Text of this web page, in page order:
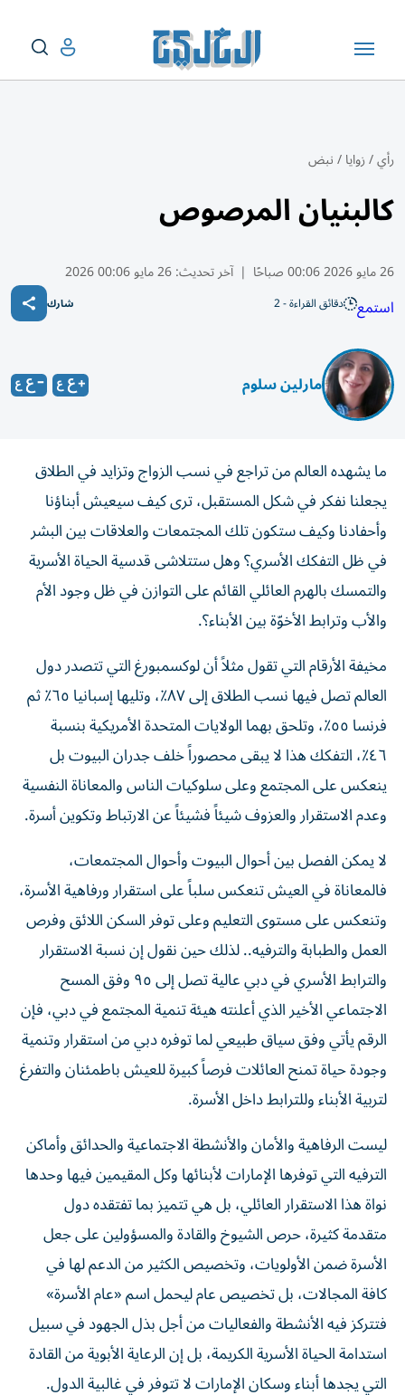
رأي/زوايا/نبض
كالبنيان المرصوص
26 مايو 2026 00:06 صباحًا | آخر تحديث:26 مايو 00:06 2026
استمع دقائق القراءة - 2 شارك
مارلين سلوم
ما يشهده العالم من تراجع في نسب الزواج وتزايد في الطلاق
يجعلنا نفكر في شكل المستقبل، ترى كيف سيعيش أبناؤنا
وأحفادنا وكيف ستكون تلك المجتمعات والعلاقات بين البشر
في ظل التفكك الأسري؟ وهل ستتلاشى قدسية الحياة الأسرية
والتمسك بالهرم العائلي القائم على التوازن في ظل وجود الأم
والأب وترابط الأخوّة بين الأبناء؟.
مخيفة الأرقام التي تقول مثلاً أن لوكسمبورغ التي تتصدر دول
العالم تصل فيها نسب الطلاق إلى ٨٧٪، وتليها إسبانيا ٦٥٪ ثم
فرنسا ٥٥٪، وتلحق بهما الولايات المتحدة الأمريكية بنسبة
٤٦٪، التفكك هذا لا يبقى محصوراً خلف جدران البيوت بل
ينعكس على المجتمع وعلى سلوكيات الناس والمعاناة النفسية
وعدم الاستقرار والعزوف شيئاً فشيئاً عن الارتباط وتكوين أسرة.
لا يمكن الفصل بين أحوال البيوت وأحوال المجتمعات،
فالمعاناة في العيش تنعكس سلباً على استقرار ورفاهية الأسرة،
وتنعكس على مستوى التعليم وعلى توفر السكن اللائق وفرص
العمل والطبابة والترفيه.. لذلك حين نقول إن نسبة الاستقرار
والترابط الأسري في دبي عالية تصل إلى ٩٥ وفق المسح
الاجتماعي الأخير الذي أعلنته هيئة تنمية المجتمع في دبي، فإن
الرقم يأتي وفق سياق طبيعي لما توفره دبي من استقرار وتنمية
وجودة حياة تمنح العائلات فرصاً كبيرة للعيش باطمئنان والتفرغ
لتربية الأبناء وللترابط داخل الأسرة.
ليست الرفاهية والأمان والأنشطة الاجتماعية والحدائق وأماكن
الترفيه التي توفرها الإمارات لأبنائها وكل المقيمين فيها وحدها
نواة هذا الاستقرار العائلي، بل هي تتميز بما تفتقده دول
متقدمة كثيرة، حرص الشيوخ والقادة والمسؤولين على جعل
الأسرة ضمن الأولويات، وتخصيص الكثير من الدعم لها في
كافة المجالات، بل تخصيص عام ليحمل اسم «عام الأسرة»
فتتركز فيه الأنشطة والفعاليات من أجل بذل الجهود في سبيل
استدامة الحياة الأسرية الكريمة، بل إن الرعاية الأبوية من القادة
التي يجدها أبناء وسكان الإمارات لا تتوفر في غالبية الدول.